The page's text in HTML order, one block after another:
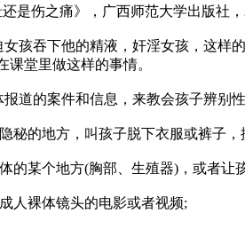
是伤之痛》，广西师范大学出版社，
孩吞下他的精液，奸淫女孩，这样
课堂里做这样的事情。
道的案件和信息，来教会孩子辨别性
秘的地方，叫孩子脱下衣服或裤子
的某个地方(胸部、生殖器)，或者让
人裸体镜头的电影或者视频;